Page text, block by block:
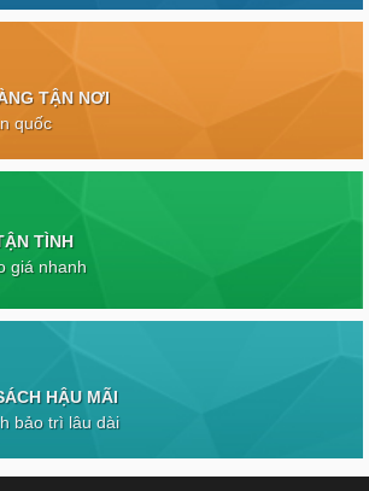
TẬN NƠI
quốc
TÌNH
giá nhanh
HẬU MÃI
bảo trì lâu dài